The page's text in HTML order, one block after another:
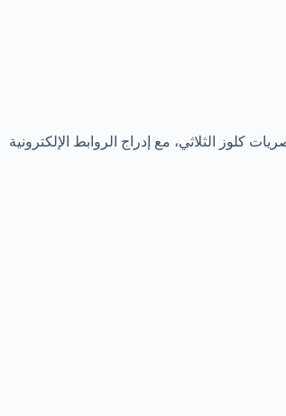
كلوز الثلاثي، مع إدراج الروابط الإلكترونية